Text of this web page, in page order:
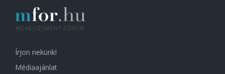
Írjon nekünk!
Médiaajánlat